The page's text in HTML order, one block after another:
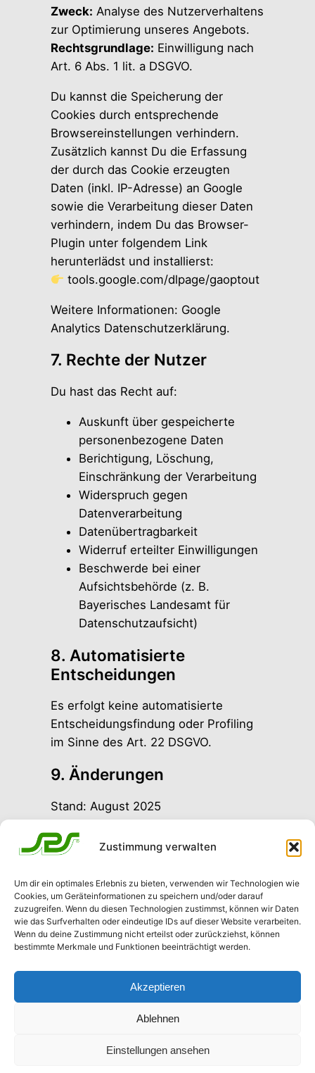
Zustimmung verwalten
Um dir ein optimales Erlebnis zu bieten, verwenden wir Technologien wie
Cookies, um Geräteinformationen zu speichern und/oder darauf
zuzugreifen. Wenn du diesen Technologien zustimmst, können wir Daten
wie das Surfverhalten oder eindeutige IDs auf dieser Website verarbeiten.
Wenn du deine Zustimmung nicht erteilst oder zurückziehst, können
bestimmte Merkmale und Funktionen beeinträchtigt werden.
Akzeptieren
Ablehnen
Einstellungen ansehen
Zweck: Analyse des Nutzerverhaltens
zur Optimierung unseres Angebots.
Rechtsgrundlage: Einwilligung nach
Art. 6 Abs. 1 lit. a DSGVO.
Du kannst die Speicherung der
Cookies durch entsprechende
Browsereinstellungen verhindern.
Zusätzlich kannst Du die Erfassung
der durch das Cookie erzeugten
Daten (inkl. IP-Adresse) an Google
sowie die Verarbeitung dieser Daten
verhindern, indem Du das Browser-
Plugin unter folgendem Link
herunterlädst und installierst:
tools.google.com/dlpage/gaoptout
Weitere Informationen: Google
Analytics Datenschutzerklärung.
7. Rechte der Nutzer
Du hast das Recht auf:
Auskunft über gespeicherte
personenbezogene Daten
Berichtigung, Löschung,
Einschränkung der Verarbeitung
Widerspruch gegen
Datenverarbeitung
Datenübertragbarkeit
Widerruf erteilter Einwilligungen
Beschwerde bei einer
Aufsichtsbehörde (z. B.
Bayerisches Landesamt für
Datenschutzaufsicht)
8. Automatisierte
Entscheidungen
Es erfolgt keine automatisierte
Entscheidungsfindung oder Profiling
im Sinne des Art. 22 DSGVO.
9. Änderungen
Stand: August 2025
Wir behalten uns vor, diese
Datenschutzerklärung künftig
jederzeit auf unserer Website
abrufbar.
SPS Schutzplanken GmbH
Datenschutzerklärung